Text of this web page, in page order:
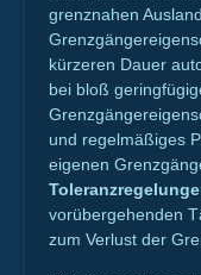
grenznahen
kürzeren Dauer
bei bloß
und regelmäßiges
eigenen
vorübergehenden
zum Verlust der